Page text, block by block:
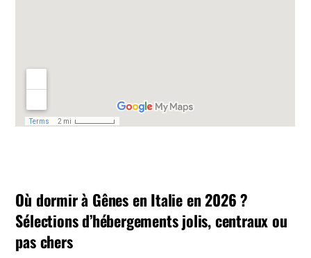
Où dormir à Gênes en Italie en 2026 ?
Sélections d’hébergements jolis, centraux ou
pas chers